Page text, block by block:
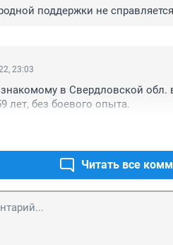
поддержки не справляется
23:03
знакомому в Свердловской
лет, без боевого опыта.
Читать все